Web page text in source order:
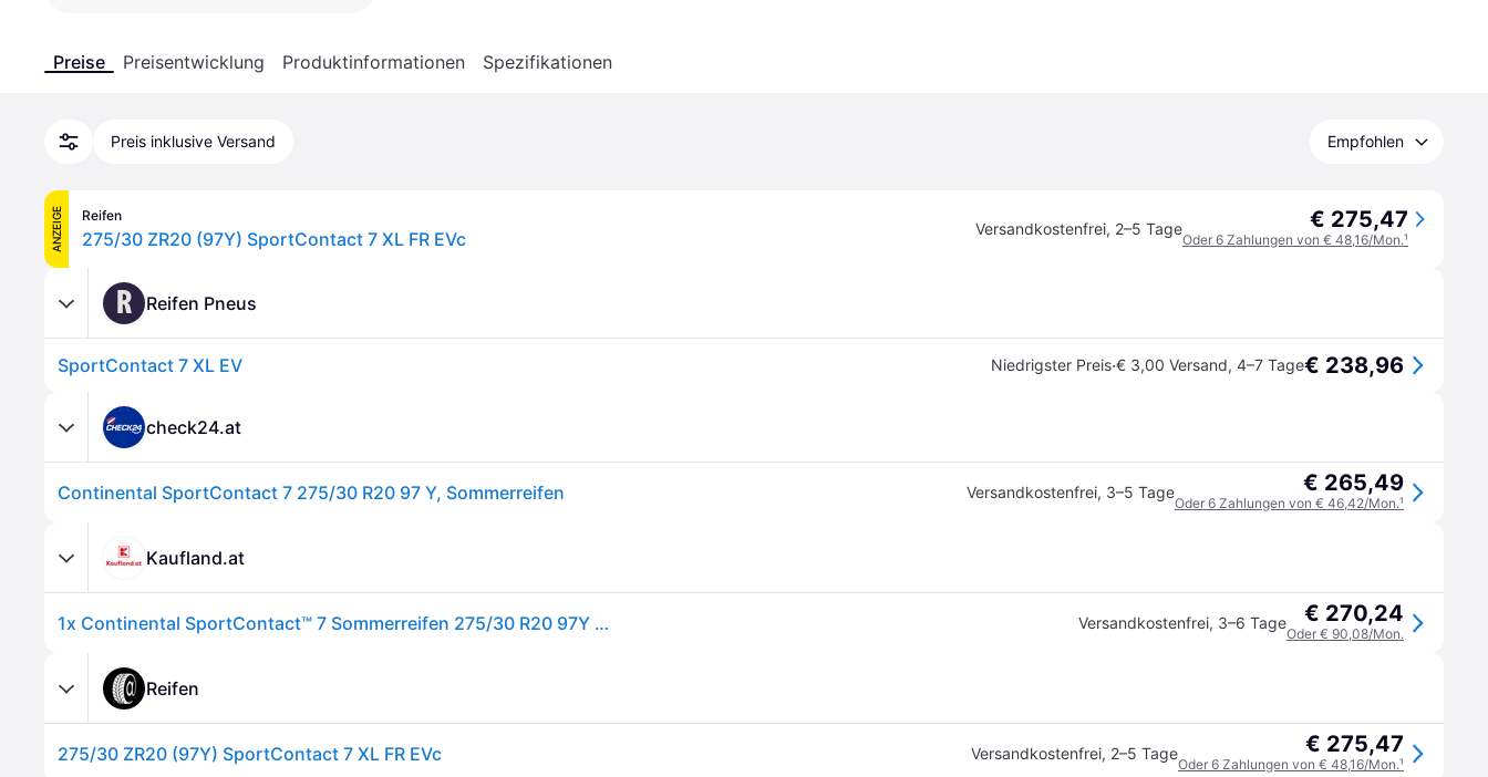
Preise Preisentwicklung Produktinformationen Spezifikationen
Preis inklusive Versand Empfohlen
ANZEIGE Reifen
275/30 ZR20 (97Y) SportContact 7 XL FR EVc Versandkostenfrei, 2–5 Tage € 275,47
Oder 6 Zahlungen von € 48,16/Mon.¹
R Reifen Pneus
SportContact 7 XL EV Niedrigster Preis·€ 3,00 Versand, 4–7 Tage€ 238,96
check24.at
Continental SportContact 7 275/30 R20 97 Y, Sommerreifen Versandkostenfrei, 3–5 Tage € 265,49
Oder 6 Zahlungen von € 46,42/Mon.¹
Kaufland.at
1x Continental SportContact™ 7 Sommerreifen 275/30 R20 97Y XL Reifen Versandkostenfrei, 3–6 Tage € 270,24
Oder € 90,08/Mon.
Reifen
275/30 ZR20 (97Y) SportContact 7 XL FR EVc Versandkostenfrei, 2–5 Tage € 275,47
Oder 6 Zahlungen von € 48,16/Mon.¹